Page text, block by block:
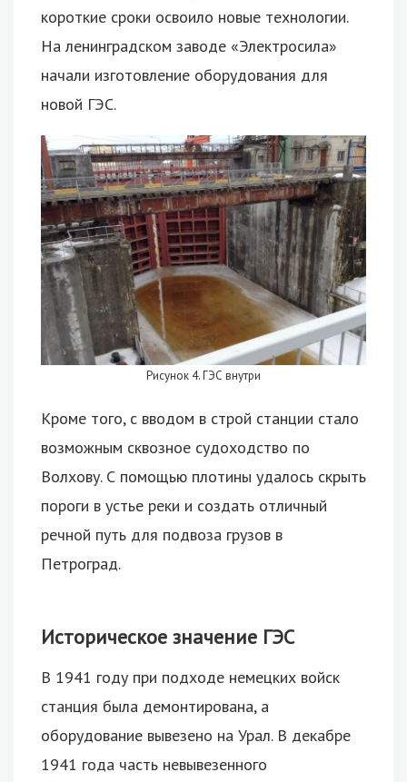
короткие сроки освоило новые технологии.
На ленинградском заводе «Электросила»
начали изготовление оборудования для
новой ГЭС.
Рисунок 4. ГЭС внутри
Кроме того, с вводом в строй станции стало
возможным сквозное судоходство по
Волхову. С помощью плотины удалось скрыть
пороги в устье реки и создать отличный
речной путь для подвоза грузов в
Петроград.
Историческое значение ГЭС
В 1941 году при подходе немецких войск
станция была демонтирована, а
оборудование вывезено на Урал. В декабре
1941 года часть невывезенного